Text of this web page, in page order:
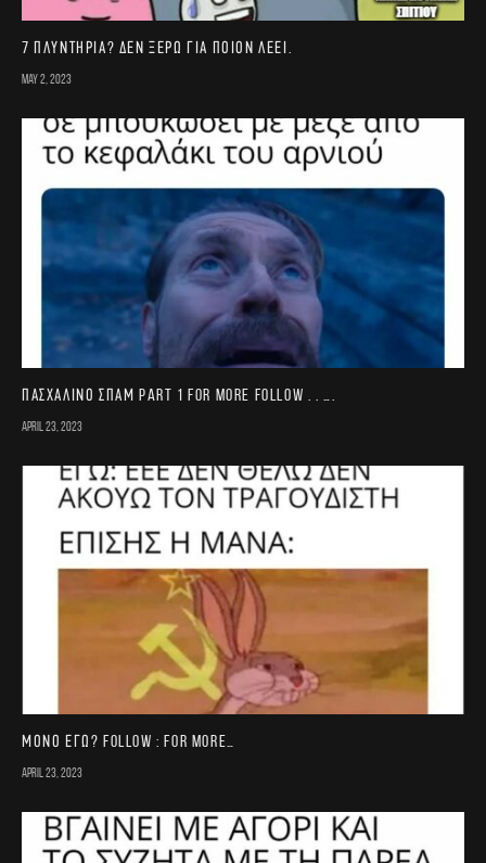
7 πλυντήρια? Δεν ξέρω για ποιον λέει.
May 2, 2023
Πασχαλινό σπαμ part 1 For more follow . . ….
April 23, 2023
Μονο εγω? FOLLOW : for more…
April 23, 2023